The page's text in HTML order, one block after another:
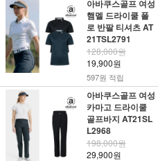
아바쿠스골프 여성
햄멜 드라이쿨 폴
로 반팔 티셔츠 AT
21TSL2791
128,000원
19,900원
597원 적립
아바쿠스골프 여성
카마고 드라이쿨
골프바지 AT21SL
L2968
198,000원
29,900원